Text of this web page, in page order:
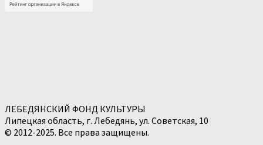
ЛЕБЕДЯНСКИЙ ФОНД КУЛЬТУРЫ
Липецкая область, г. Лебедянь, ул. Советская, 10
© 2012-2025. Все права защищены.